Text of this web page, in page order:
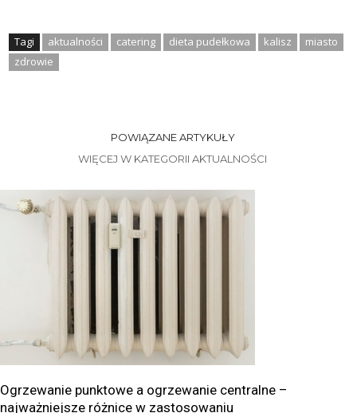
Tagi aktualności catering dieta pudełkowa kalisz
miasto
zdrowie
POWIĄZANE ARTYKUŁY
WIĘCEJ W KATEGORII AKTUALNOŚCI
Ogrzewanie punktowe a ogrzewanie centralne –
najważniejsze różnice w zastosowaniu